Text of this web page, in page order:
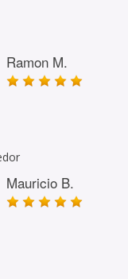
Ramon M.
Mauricio B.